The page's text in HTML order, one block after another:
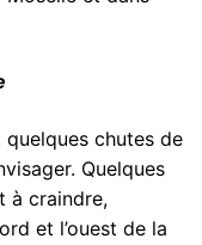
quelques chutes de
Quelques
à craindre,
et l’ouest de la